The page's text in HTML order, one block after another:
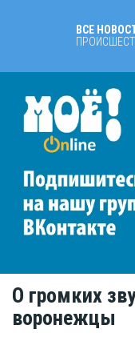
ВСЕ
О громких
воронежцы